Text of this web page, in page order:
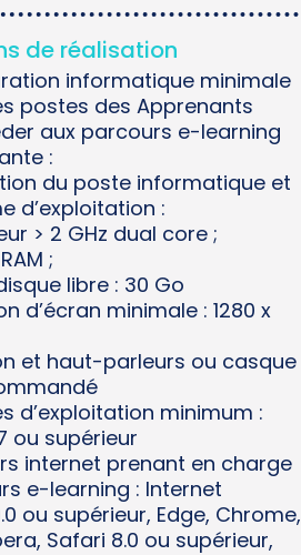
de réalisation
informatique minimale
postes des Apprenants
aux parcours e-learning
:
du poste informatique et
d’exploitation :
> 2 GHz dual core ;
;
libre : 30 Go
d’écran minimale : 1280 x
et haut-parleurs ou casque
d’exploitation minimum :
ou supérieur
internet prenant en charge
e-learning : Internet
ou supérieur, Edge, Chrome,
Safari 8.0 ou supérieur,